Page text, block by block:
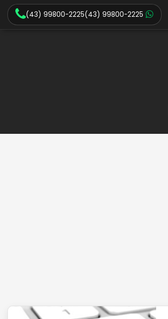
(43) 99800-2225(43) 99800-2225